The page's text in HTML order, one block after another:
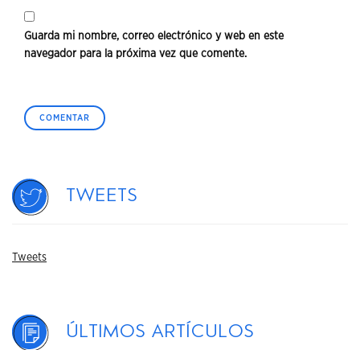
Guarda mi nombre, correo electrónico y web en este
navegador para la próxima vez que comente.
Tweets
Tweets
Últimos artículos